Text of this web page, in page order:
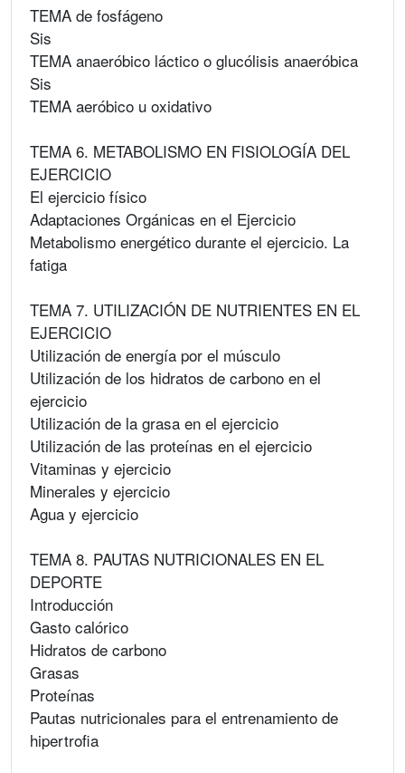
TEMA de fosfágeno
Sis
TEMA anaeróbico láctico o glucólisis anaeróbica
Sis
TEMA aeróbico u oxidativo
TEMA 6. METABOLISMO EN FISIOLOGÍA DEL
EJERCICIO
El ejercicio físico
Adaptaciones Orgánicas en el Ejercicio
Metabolismo energético durante el ejercicio. La
fatiga
TEMA 7. UTILIZACIÓN DE NUTRIENTES EN EL
EJERCICIO
Utilización de energía por el músculo
Utilización de los hidratos de carbono en el
ejercicio
Utilización de la grasa en el ejercicio
Utilización de las proteínas en el ejercicio
Vitaminas y ejercicio
Minerales y ejercicio
Agua y ejercicio
TEMA 8. PAUTAS NUTRICIONALES EN EL
DEPORTE
Introducción
Gasto calórico
Hidratos de carbono
Grasas
Proteínas
Pautas nutricionales para el entrenamiento de
hipertrofia